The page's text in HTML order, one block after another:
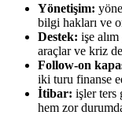
Yönetişim:
bilgi hakları ve
Destek: işe
araçlar ve kriz
Follow-on
iki turu finanse
İtibar: işler ters
hem zor